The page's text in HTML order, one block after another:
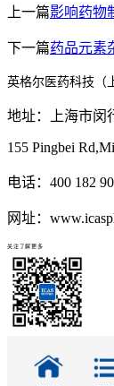
上一篇影响药物
下一篇药品元素
英格尔医药科技（
地址：上海市闵
155 Pingbei
电话：400 182
网址：
关注了解更多